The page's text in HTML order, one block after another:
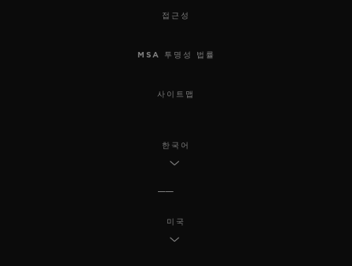
접근성
MSA 투명성 법률
사이트맵
한국어
미국